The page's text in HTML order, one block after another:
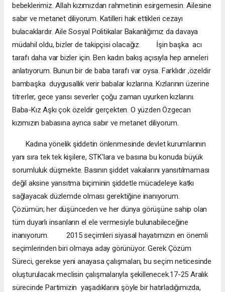
bebeklerimiz. Allah kızımızdan rahmetinin esirgemesin. Ailesine
sabır ve metanet diliyorum. Katilleri hak ettikleri cezayı
bulacaklardır. Aile Sosyal Politikalar Bakanlığımız da davaya
müdahil oldu, bizler de takipçisi olacağız. İşin başka acı
tarafı daha var bizler için. Ben kadın bakış açısıyla hep anneleri
anlatıyorum. Bunun bir de baba tarafı var oysa. Farklıdır ,özeldir
bambaşka duygusallık verir babalar kızlarına. Kızlarının üzerine
titrerler, gece yarısı severler çoğu zaman uyurken kızlarını.
Baba-Kız Aşkı çok özeldir gerçekten. O yüzden Özgecan
kızımızın babasına ayrıca sabır ve metanet diliyorum.
Kadına yönelik şiddetin önlenmesinde devlet kurumlarının
yanı sıra tek tek kişilere, STK'lara ve basına bu konuda büyük
sorumluluk düşmekte. Basının şiddet vakalarını yansıtılmaması
değil aksine yansıtma biçiminin şiddetle mücadeleye katkı
sağlayacak düzlemde olması gerektiğine inanıyorum.
Çözümün; her düşünceden ve her dünya görüşüne sahip olan
tüm duyarlı insanların el ele vermesiyle bulunabileceğine
inanıyorum. 2015 seçimleri siyasal hayatımızın en önemli
seçimlerinden biri olmaya aday görünüyor. Gerek Çözüm
Süreci, gerekse yeni anayasa çalışmaları, bu seçim neticesinde
oluşturulacak meclisin çalışmalarıyla şekillenecek.17-25 Aralık
sürecinde Partimizin yaşadıklarını şöyle bir hatırladığımızda,